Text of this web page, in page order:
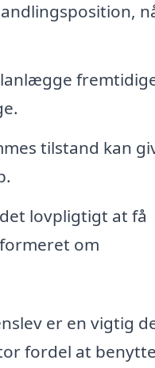
tilstand kan
lovpligtigt at få
om
er en vigtig
fordel at